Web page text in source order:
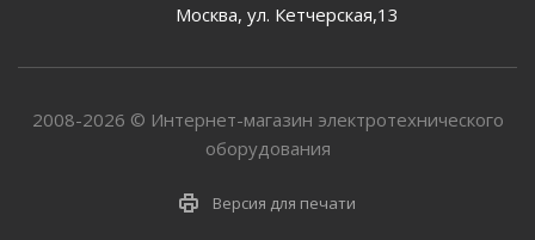
Москва, ул. Кетчерская,13
2008-2026 © Интернет-магазин электротехнического
оборудования
Версия для печати